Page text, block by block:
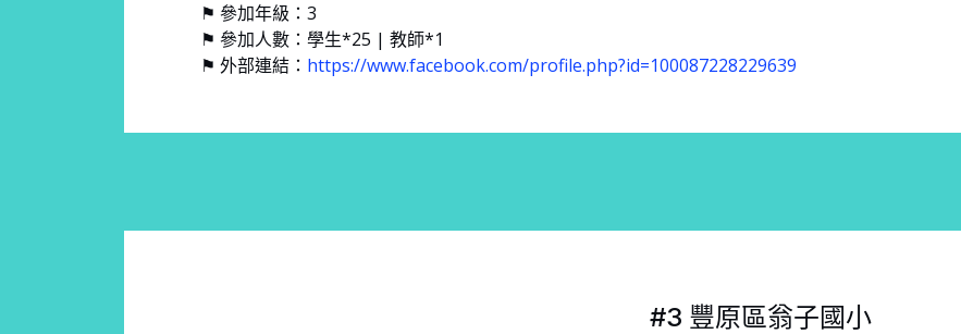
⚑ 參加年級：3
⚑ 參加人數：學生*25 | 教師*1
⚑ 外部連結： https://www.facebook.com/profile.php?id=100087228229639
#3 豐原區翁子國小